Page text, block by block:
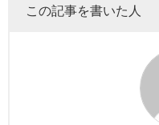
この記事を書いた人